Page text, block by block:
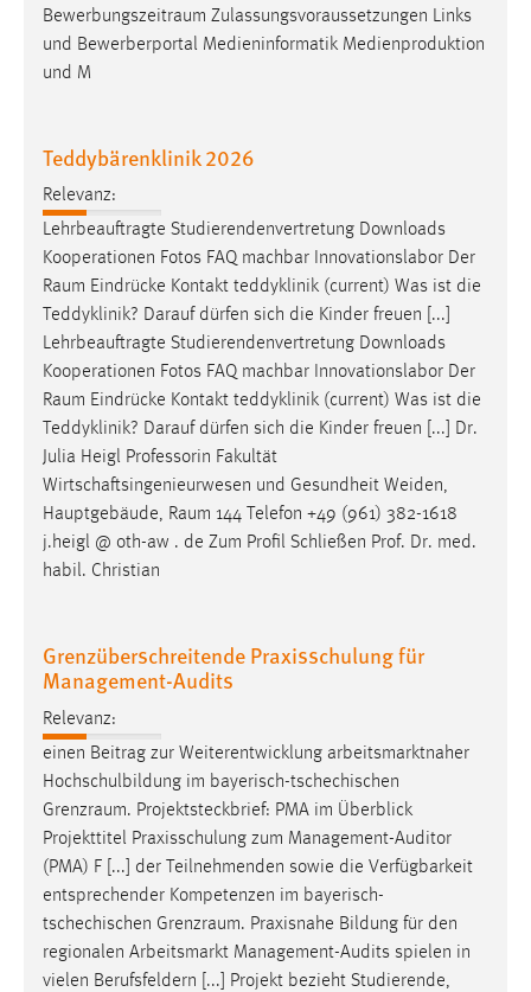
Bewerbungszeitraum Zulassungsvoraussetzungen Links
und Bewerberportal Medieninformatik Medienproduktion
und M
Teddybärenklinik 2026
Relevanz:
Lehrbeauftragte Studierendenvertretung Downloads
Kooperationen Fotos FAQ machbar Innovationslabor Der
Raum Eindrücke Kontakt teddyklinik (current) Was ist die
Teddyklinik? Darauf dürfen sich die Kinder freuen [...]
Lehrbeauftragte Studierendenvertretung Downloads
Kooperationen Fotos FAQ machbar Innovationslabor Der
Raum Eindrücke Kontakt teddyklinik (current) Was ist die
Teddyklinik? Darauf dürfen sich die Kinder freuen [...] Dr.
Julia Heigl Professorin Fakultät
Wirtschaftsingenieurwesen und Gesundheit Weiden,
Hauptgebäude, Raum 144 Telefon +49 (961) 382-1618
j.heigl @ oth-aw . de Zum Profil Schließen Prof. Dr. med.
habil. Christian
Grenzüberschreitende Praxisschulung für
Management-Audits
Relevanz:
einen Beitrag zur Weiterentwicklung arbeitsmarktnaher
Hochschulbildung im bayerisch-tschechischen
Grenzraum. Projektsteckbrief: PMA im Überblick
Projekttitel Praxisschulung zum Management-Auditor
(PMA) F [...] der Teilnehmenden sowie die Verfügbarkeit
entsprechender Kompetenzen im bayerisch-
tschechischen Grenzraum. Praxisnahe Bildung für den
regionalen Arbeitsmarkt Management-Audits spielen in
vielen Berufsfeldern [...] Projekt bezieht Studierende,
MARKETING
Marketing Cookies werden von Drittanbietern
hinweg verfolgen.
Google Ads
Name:
_gcl_au
Anbieter:
Google Ireland Limited
Zweck:
Conversion-Tracking
Cookie Laufzeit:
3 Monate
Facebook Pixel
Anbieter:
Zweck:
Conversion-Tracking
Cookie Laufzeit:
3 Monate
EXTERNE MEDIEN
Um Inhalte von Videoplattformen und Social Media